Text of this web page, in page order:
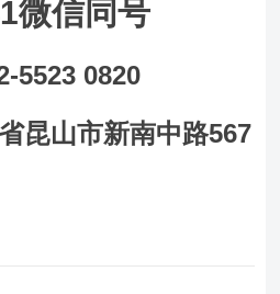
微信同号
5523 0820
昆山市新南中路567